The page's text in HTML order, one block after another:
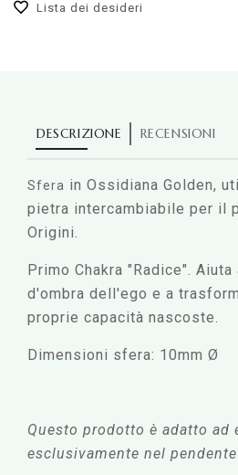
Lista dei desideri
DESCRIZIONE RECENSIONI
Sfera in Ossidiana Golden,
pietra intercambiabile per il
Origini.
Primo Chakra "Radice".
d'ombra dell'ego e a
proprie capacità nascoste.
Dimensioni sfera: 10mm Ø
Questo prodotto è adatto ad
esclusivamente nel